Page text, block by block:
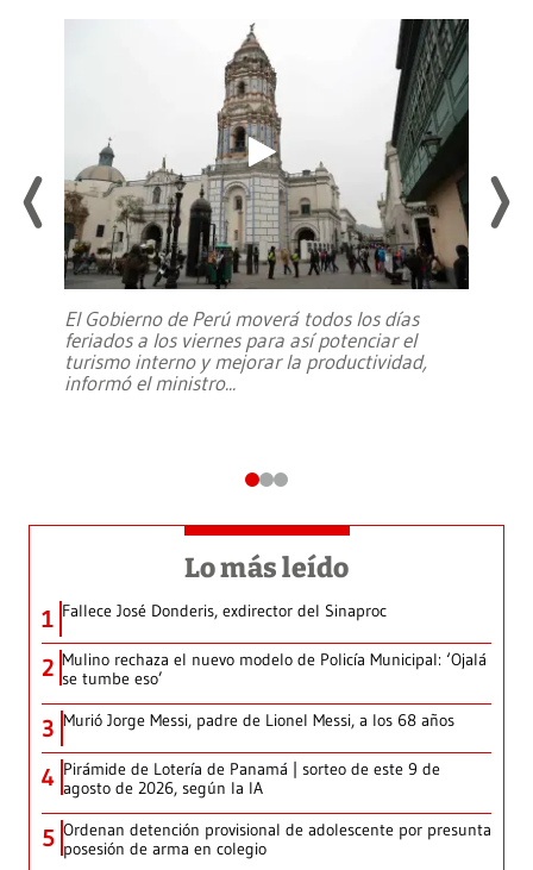
El Gobierno de Perú moverá todos los días
feriados a los viernes para así potenciar el
turismo interno y mejorar la productividad,
informó el ministro...
Lo más leído
1 Fallece José Donderis, exdirector del Sinaproc
2 Mulino rechaza el nuevo modelo de Policía Municipal: ‘Ojalá
se tumbe eso’
3 Murió Jorge Messi, padre de Lionel Messi, a los 68 años
4 Pirámide de Lotería de Panamá | sorteo de este 9 de
agosto de 2026, según la IA
5 Ordenan detención provisional de adolescente por presunta
posesión de arma en colegio